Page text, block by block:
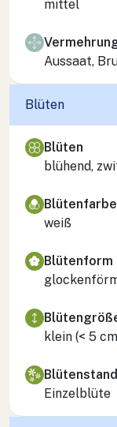
mittel
Aussaat,
Blüten
Blüten
blühend,
weiß
Blütenform
klein (< 5
Blütenstand
Einzelblüte